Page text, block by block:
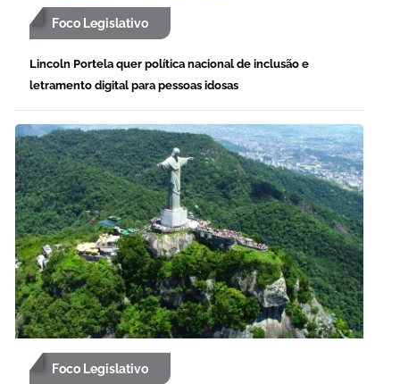
Foco Legislativo
Lincoln Portela quer política nacional de inclusão e
letramento digital para pessoas idosas
Foco Legislativo